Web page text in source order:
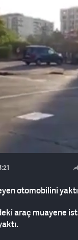
otomobilini
araç muayene